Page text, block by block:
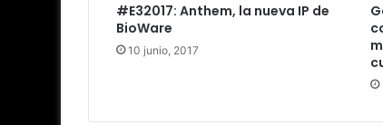
#E32017: Anthem, la nueva IP de
BioWare
10 junio, 2017